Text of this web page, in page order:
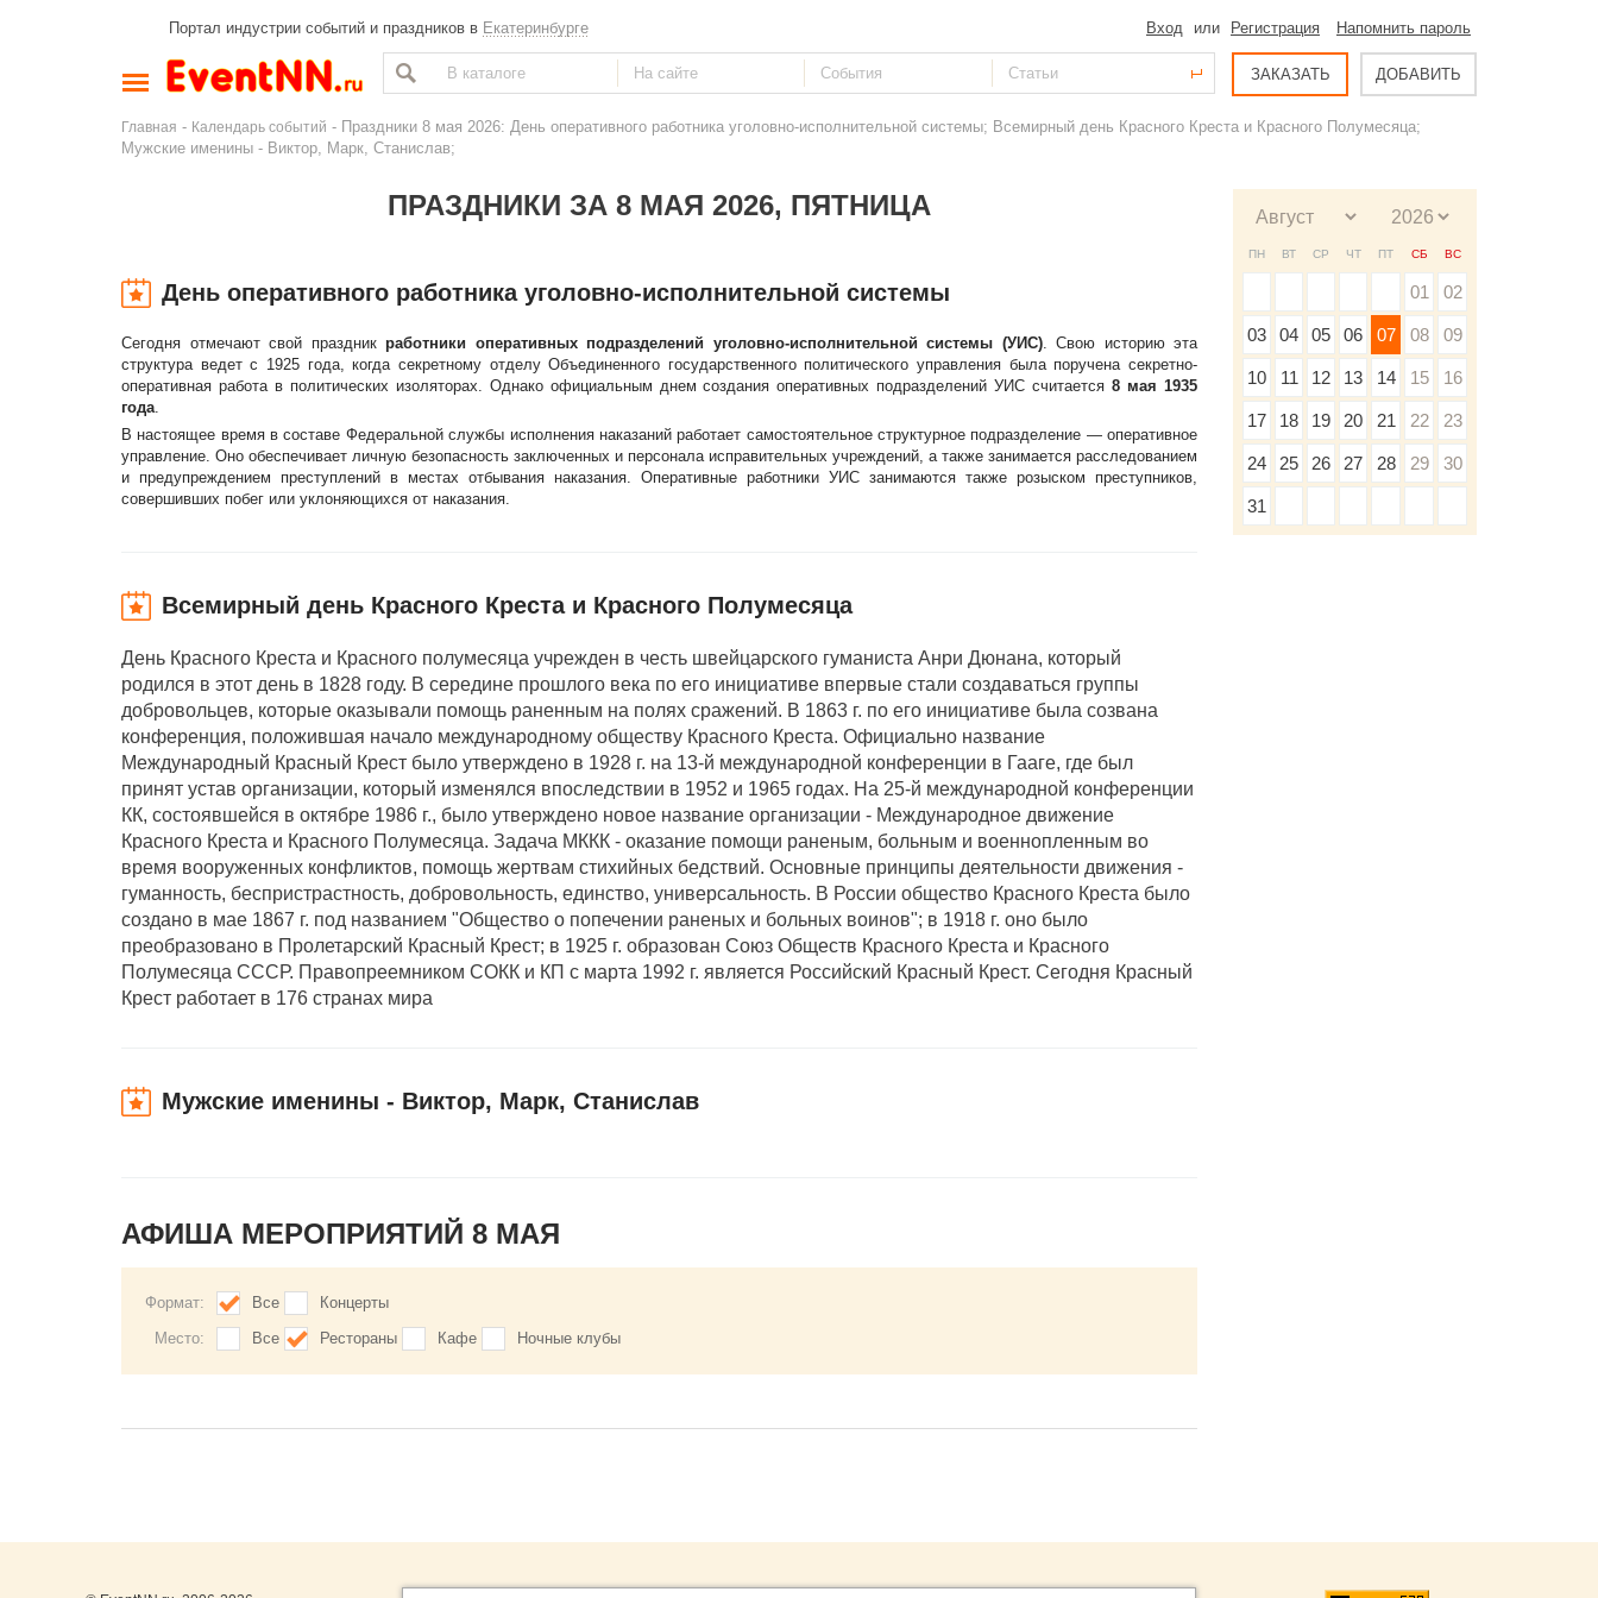
Портал индустрии событий и праздников в Екатеринбурге Вход или Регистрация Напомнить пароль
ЗАКАЗАТЬ ДОБАВИТЬ
Главная - Календарь событий - Праздники 8 мая 2026: День оперативного работника уголовно-исполнительной системы; Всемирный день Красного Креста и Красного Полумесяца;
Мужские именины - Виктор, Марк, Станислав;
ПРАЗДНИКИ ЗА 8 МАЯ 2026, ПЯТНИЦА
День оперативного работника уголовно-исполнительной системы
Сегодня отмечают свой праздник работники оперативных подразделений уголовно-исполнительной системы (УИС). Свою историю эта
структура ведет с 1925 года, когда секретному отделу Объединенного государственного политического управления была поручена секретно-
оперативная работа в политических изоляторах. Однако официальным днем создания оперативных подразделений УИС считается8 мая 1935
года.
В настоящее время в составе Федеральной службы исполнения наказаний работает самостоятельное структурное подразделение — оперативное
управление. Оно обеспечивает личную безопасность заключенных и персонала исправительных учреждений, а также занимается расследованием
и предупреждением преступлений в местах отбывания наказания. Оперативные работники УИС занимаются также розыском преступников,
совершивших побег или уклоняющихся от наказания.
Всемирный день Красного Креста и Красного Полумесяца
День Красного Креста и Красного полумесяца учрежден в честь швейцарского гуманиста Анри Дюнана, который
родился в этот день в 1828 году. В середине прошлого века по его инициативе впервые стали создаваться группы
добровольцев, которые оказывали помощь раненным на полях сражений. В 1863 г. по его инициативе была созвана
конференция, положившая начало международному обществу Красного Креста. Официально название
Международный Красный Крест было утверждено в 1928 г. на 13-й международной конференции в Гааге, где был
принят устав организации, который изменялся впоследствии в 1952 и 1965 годах. На 25-й международной конференции
КК, состоявшейся в октябре 1986 г., было утверждено новое название организации - Международное движение
Красного Креста и Красного Полумесяца. Задача МККК - оказание помощи раненым, больным и военнопленным во
время вооруженных конфликтов, помощь жертвам стихийных бедствий. Основные принципы деятельности движения -
гуманность, беспристрастность, добровольность, единство, универсальность. В России общество Красного Креста было
создано в мае 1867 г. под названием "Общество о попечении раненых и больных воинов"; в 1918 г. оно было
преобразовано в Пролетарский Красный Крест; в 1925 г. образован Союз Обществ Красного Креста и Красного
Полумесяца СССР. Правопреемником СОКК и КП с марта 1992 г. является Российский Красный Крест. Сегодня Красный
Крест работает в 176 странах мира
Мужские именины - Виктор, Марк, Станислав
АФИША МЕРОПРИЯТИЙ 8 МАЯ
Формат: Все
Концерты
Место:
Все Рестораны Кафе Ночные клубы
ПН ВТ СР ЧТ ПТ СБ ВС
01 02
03 04 05 06 07 08 09
10 11 12 13 14 15 16
17 18 19 20 21 22 23
24 25 26 27 28 29 30
31